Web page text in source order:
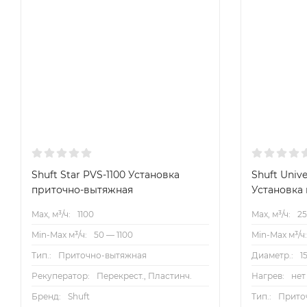
Shuft Star PVS-1100 Установка
приточно-вытяжная
Max, м³/ч:
1100
Min-Max м³/ч:
50 — 1100
Тип.:
Приточно-вытяжная
Рекуператор:
Перекрест., Пластинч.
Бренд:
Shuft
Shuft
Max, м³/ч:
Min-Max м³/ч:
Диаметр.:
Нагрев:
нет
Тип.: